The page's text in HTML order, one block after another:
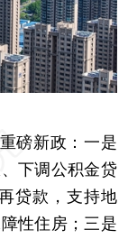
磅新政：一是
下调公积金贷
贷款，支持地
性住房；三是